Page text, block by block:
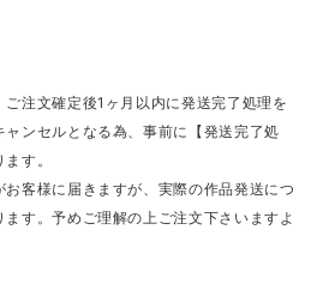
注文確定後1ヶ月以内に発送完了処理を
ンセルとなる為、事前に【発送完了処
す。
客様に届きますが、実際の作品発送につ
す。予めご理解の上ご注文下さいますよ